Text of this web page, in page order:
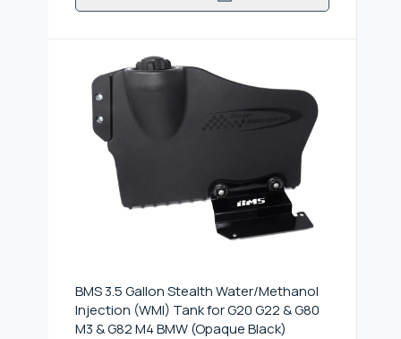
BMS 3.5 Gallon Stealth Water/Methanol
Injection (WMI) Tank for G20 G22 & G80
M3 & G82 M4 BMW (Opaque Black)